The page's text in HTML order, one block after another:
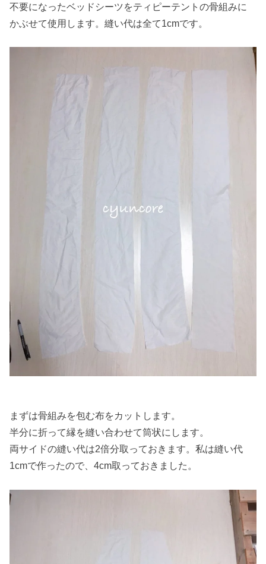
不要になったベッドシーツをティピーテントの骨組みに
かぶせて使用します。縫い代は全て1cmです。
まずは骨組みを包む布をカットします。
半分に折って縁を縫い合わせて筒状にします。
両サイドの縫い代は2倍分取っておきます。私は縫い代
1cmで作ったので、4cm取っておきました。